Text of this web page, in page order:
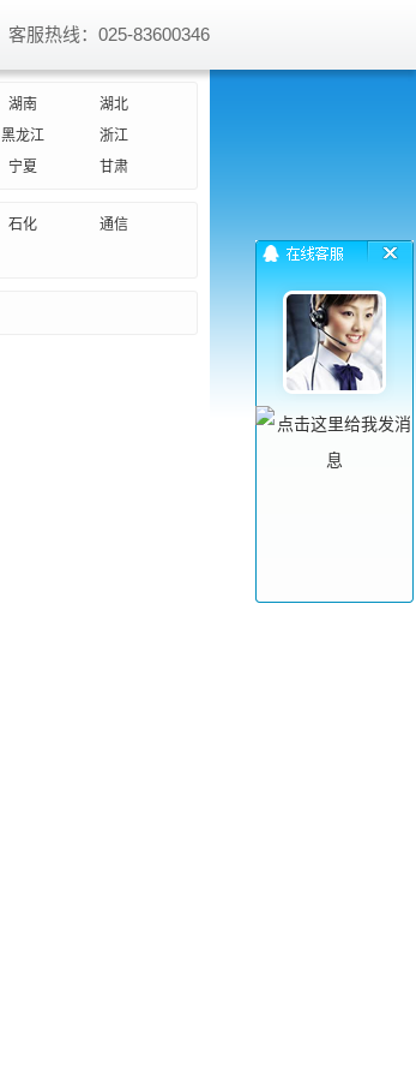
客服热线：025-83600346
湖南
湖北
黑龙江
浙江
宁夏 甘肃
石化
通信